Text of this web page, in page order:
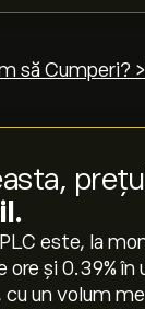
să Cumperi? >
este, la
și ‎0.39‎%
un volum